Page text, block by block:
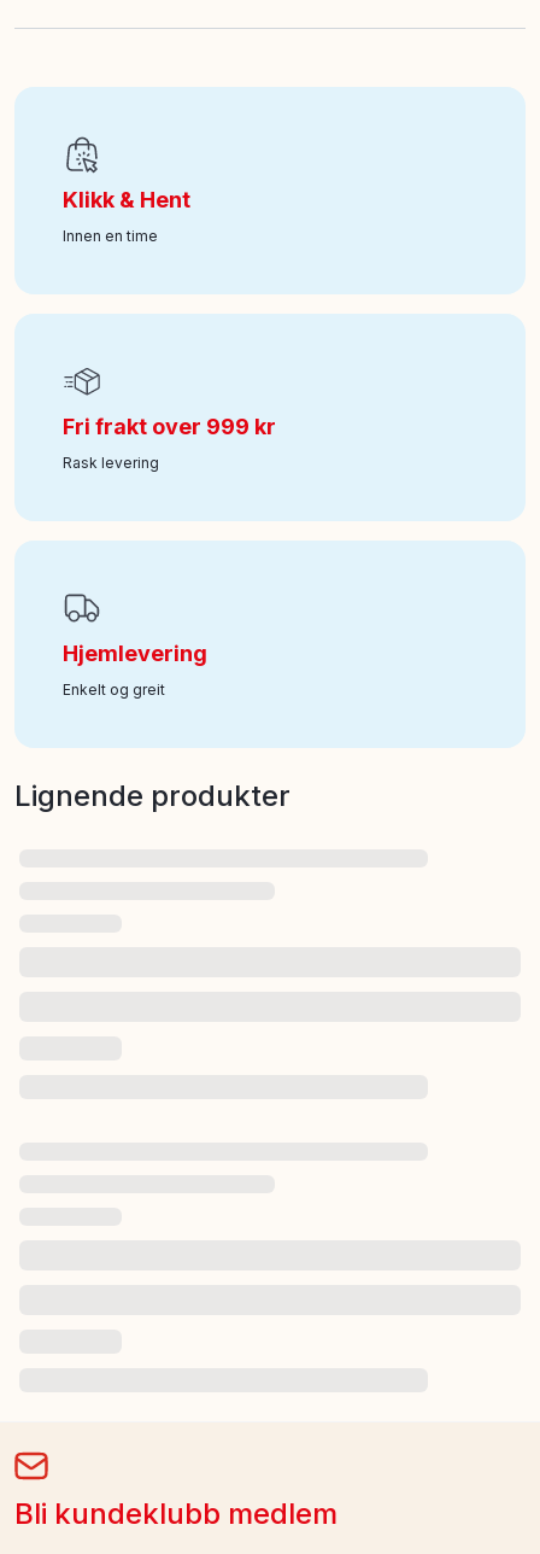
Art nr:242-216648
Klikk & Hent
Innen en time
Fri frakt over 999 kr
Rask levering
Hjemlevering
Enkelt og greit
Lignende produkter
Bli kundeklubb medlem